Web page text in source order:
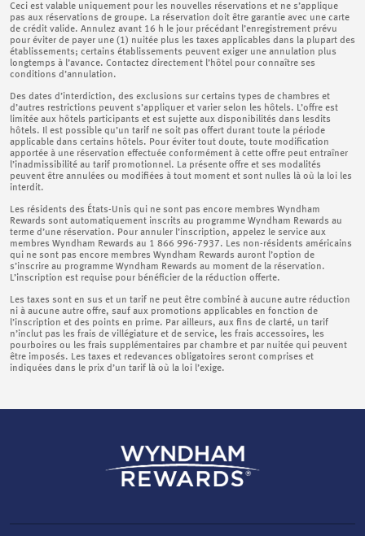
Ceci est valable uniquement pour les nouvelles réservations et ne s’applique
pas aux réservations de groupe. La réservation doit être garantie avec une carte
de crédit valide. Annulez avant 16 h le jour précédant l’enregistrement prévu
pour éviter de payer une (1) nuitée plus les taxes applicables dans la plupart des
établissements; certains établissements peuvent exiger une annulation plus
longtemps à l’avance. Contactez directement l’hôtel pour connaître ses
conditions d’annulation.
Des dates d’interdiction, des exclusions sur certains types de chambres et
d’autres restrictions peuvent s’appliquer et varier selon les hôtels. L’offre est
limitée aux hôtels participants et est sujette aux disponibilités dans lesdits
hôtels. Il est possible qu’un tarif ne soit pas offert durant toute la période
applicable dans certains hôtels. Pour éviter tout doute, toute modification
apportée à une réservation effectuée conformément à cette offre peut entraîner
l’inadmissibilité au tarif promotionnel. La présente offre et ses modalités
peuvent être annulées ou modifiées à tout moment et sont nulles là où la loi les
interdit.
Les résidents des États-Unis qui ne sont pas encore membres Wyndham
Rewards sont automatiquement inscrits au programme Wyndham Rewards au
terme d’une réservation. Pour annuler l’inscription, appelez le service aux
membres Wyndham Rewards au 1 866 996-7937. Les non-résidents américains
qui ne sont pas encore membres Wyndham Rewards auront l’option de
s’inscrire au programme Wyndham Rewards au moment de la réservation.
L’inscription est requise pour bénéficier de la réduction offerte.
Les taxes sont en sus et un tarif ne peut être combiné à aucune autre réduction
ni à aucune autre offre, sauf aux promotions applicables en fonction de
l’inscription et des points en prime. Par ailleurs, aux fins de clarté, un tarif
n’inclut pas les frais de villégiature et de service, les frais accessoires, les
pourboires ou les frais supplémentaires par chambre et par nuitée qui peuvent
être imposés. Les taxes et redevances obligatoires seront comprises et
indiquées dans le prix d’un tarif là où la loi l’exige.